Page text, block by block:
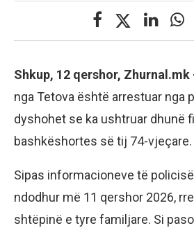
Shkup, 12 qershor, Zhurnal.mk
nga Tetova është arrestuar nga
dyshohet se ka ushtruar dhunë
bashkëshortes së tij 74-vjeçare.
Sipas informacioneve të
ndodhur më 11 qershor 2026,
shtëpinë e tyre familjare. Si